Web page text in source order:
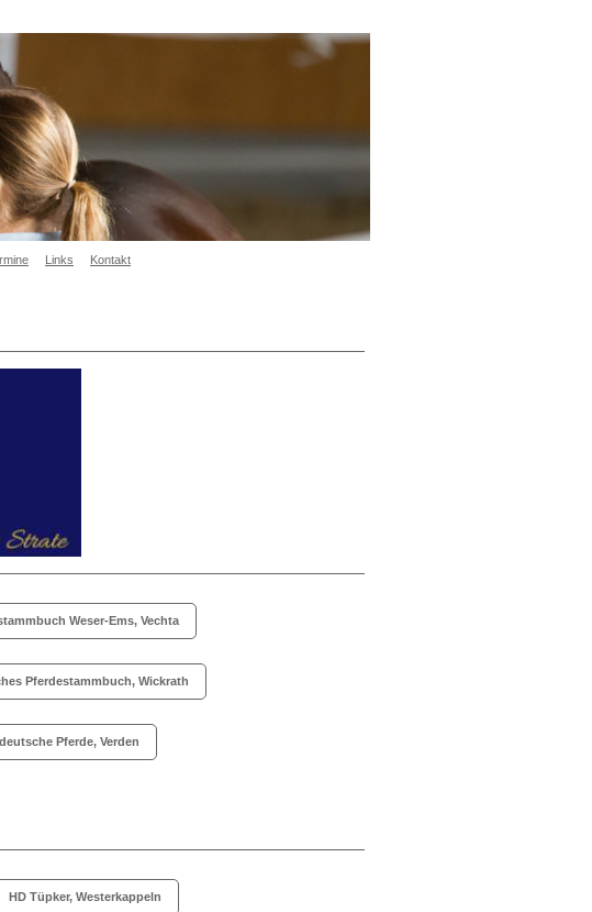
Links Kontakt
Weser-Ems, Vechta
Pferdestammbuch, Wickrath
Pferde, Verden
HD Tüpker, Westerkappeln